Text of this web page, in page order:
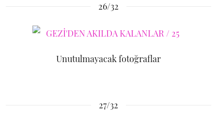
26/32
Unutulmayacak fotoğraflar
27/32